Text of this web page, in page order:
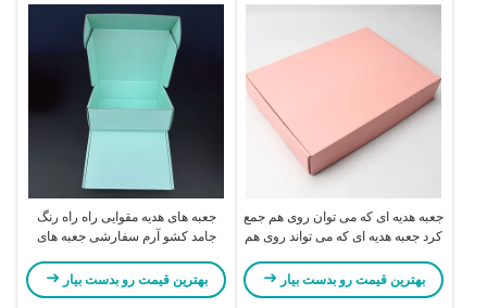
جعبه هدیه ای که می توان روی هم جمع
کرد جعبه هدیه ای که می تواند روی هم
روی هم جمع شود جعبه هدیه ای که می
تواند روی هم جمع شود جعبه هدیه ای
بهترین قیمت رو بدست بیار
جعبه های هدیه مقوایی راه راه رنگ
جامد کشو آرم سفارشی جعبه های
بهترین قیمت رو بدست بیار